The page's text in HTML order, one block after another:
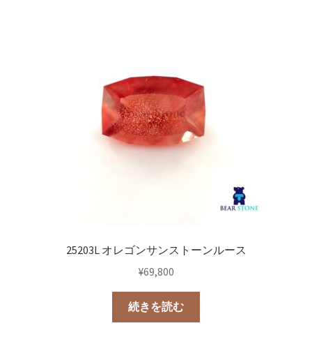
25203L オレゴンサンストーンルース
¥69,800
続きを読む